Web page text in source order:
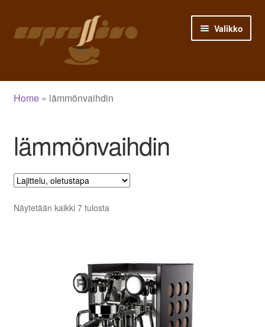
navigointiin
sisältöön
Valikko
Etusivu
Ostoskori
Siirry kassalle
Kauppa
Home» lämmönvaihdin
lämmönvaihdin
Näytetään kaikki 7 tulosta